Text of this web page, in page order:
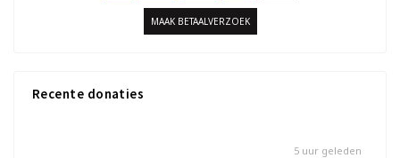
MAAK BETAALVERZOEK
Recente donaties
5 uur geleden